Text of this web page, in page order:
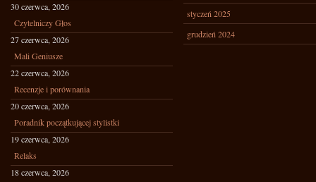
30 czerwca, 2026
Czytelniczy Głos
27 czerwca, 2026
Mali Geniusze
22 czerwca, 2026
Recenzje i porównania
20 czerwca, 2026
Poradnik początkującej stylistki
19 czerwca, 2026
Relaks
18 czerwca, 2026
styczeń 2025
grudzień 2024